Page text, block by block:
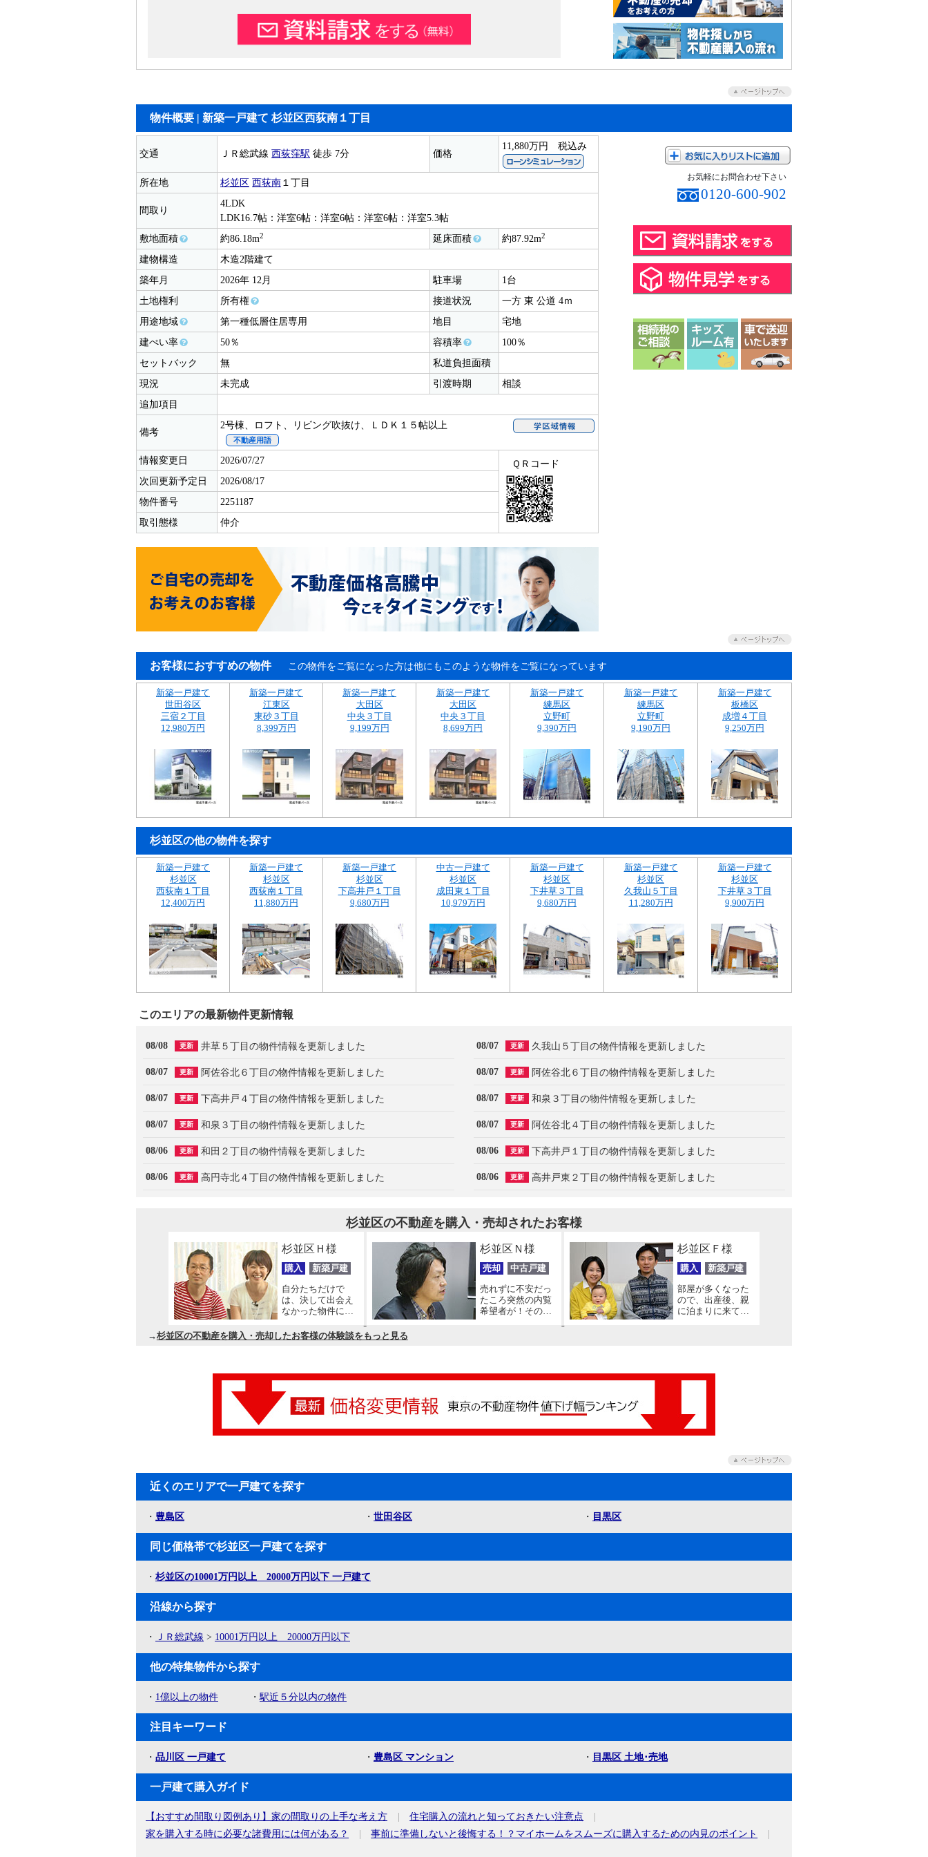
物件概要 | 新築一戸建て 杉並区西荻南１丁目
交通 ＪＲ総武線 西荻窪駅 徒歩 7分 価格
11,880万円 税込み
所在地 杉並区 西荻南１丁目
間取り
4LDK
LDK16.7帖：洋室6帖：洋室6帖：洋室6帖：洋室5.3帖
敷地面積
約86.18m2 延床面積 約87.92m2
建物構造
木造2階建て
築年月
2026年 12月 駐車場
1台
土地権利
所有権 接道状況
一方 東 公道 4ｍ
用途地域
第一種低層住居専用 地目
宅地
建ぺい率
50％ 容積率
100％
セットバック
無
私道負担面積
現況
未完成 引渡時期
相談
追加項目
備考
2号棟、ロフト、リビング吹抜け、ＬＤＫ１５帖以上
不動産用語
情報変更日 2026/07/27
ＱＲコード
次回更新予定日
2026/08/17
物件番号
2251187
取引態様
仲介
お気軽にお問合わせ下さい
0120-600-902
お客様におすすめの物件 この物件をご覧になった方は他にもこのような物件をご覧になっています
新築一戸建て
世田谷区
三宿２丁目
12,980万円
新築一戸建て
江東区
東砂３丁目
8,399万円
新築一戸建て
大田区
中央３丁目
9,199万円
新築一戸建て
大田区
中央３丁目
8,699万円
新築一戸建て
練馬区
立野町
9,390万円
新築一戸建て
練馬区
立野町
9,190万円
新築一戸建て
板橋区
成増４丁目
9,250万円
杉並区の他の物件を探す
新築一戸建て
杉並区
西荻南１丁目
12,400万円
新築一戸建て
杉並区
西荻南１丁目
11,880万円
新築一戸建て
杉並区
下高井戸１丁目
9,680万円
中古一戸建て
杉並区
成田東１丁目
10,979万円
新築一戸建て
杉並区
下井草３丁目
9,680万円
新築一戸建て
杉並区
久我山５丁目
11,280万円
新築一戸建て
杉並区
下井草３丁目
9,900万円
このエリアの最新物件更新情報
08/08 更新 井草５丁目の物件情報を更新しました 08/07 更新 久我山５丁目の物件情報を更新しました
08/07 更新 阿佐谷北６丁目の物件情報を更新しました 08/07 更新 阿佐谷北６丁目の物件情報を更新しました
08/07 更新 下高井戸４丁目の物件情報を更新しました 08/07 更新 和泉３丁目の物件情報を更新しました
08/07 更新 和泉３丁目の物件情報を更新しました 08/07 更新 阿佐谷北４丁目の物件情報を更新しました
08/06 更新 和田２丁目の物件情報を更新しました 08/06 更新 下高井戸１丁目の物件情報を更新しました
08/06 更新 高円寺北４丁目の物件情報を更新しました 08/06 更新 高井戸東２丁目の物件情報を更新しました
杉並区の不動産を購入・売却されたお客様
杉並区Ｈ様
購入 新築戸建
自分たちだけで
は、決して出会え
なかった物件に出
杉並区Ｎ様
売却 中古戸建
売れずに不安だっ
たころ突然の内覧
希望者が！その一
杉並区Ｆ様
購入 新築戸建
部屋が多くなった
ので、出産後、親
に泊まりに来ても
→杉並区の不動産を購入・売却したお客様の体験談をもっと見る
近くのエリアで一戸建てを探す
・ 豊島区 ・ 世田谷区 ・ 目黒区
同じ価格帯で杉並区一戸建てを探す
・ 杉並区の10001万円以上 20000万円以下 一戸建て
沿線から探す
・ ＪＲ総武線 > 10001万円以上 20000万円以下
他の特集物件から探す
・ 1億以上の物件 ・ 駅近５分以内の物件
注目キーワード
・ 品川区 一戸建て ・ 豊島区 マンション ・ 目黒区 土地･売地
一戸建て購入ガイド
【おすすめ間取り図例あり】家の間取りの上手な考え方
住宅購入の流れと知っておきたい注意点
家を購入する時に必要な諸費用には何がある？
事前に準備しないと後悔する！？マイホームをスムーズに購入するための内見のポイント